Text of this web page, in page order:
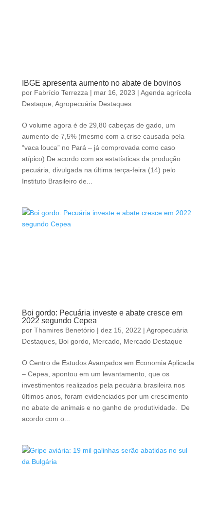
IBGE apresenta aumento no abate de bovinos
por Fabrício Terrezza | mar 16, 2023 | Agenda agrícola
Destaque Agropecuária Destaques
O volume agora é de 29,80 cabeças de gado, um
aumento de 7,5% (mesmo com a crise causada pela
“vaca louca” no Pará – já comprovada como caso
atípico) De acordo com as estatísticas da produção
pecuária, divulgada na última terça-feira (14) pelo
Instituto Brasileiro de...
Boi gordo: Pecuária investe e abate cresce em
2022 segundo Cepea
por Thamires Benetório| dez 15, 2022 | Agropecuária
Destaques, Boi gordo, Mercado, Mercado Destaque
O Centro de Estudos Avançados em Economia Aplicada
– Cepea, apontou em um levantamento, que os
investimentos realizados pela pecuária brasileira nos
últimos anos, foram evidenciados por um crescimento
no abate de animais e no ganho de produtividade. De
acordo com o...